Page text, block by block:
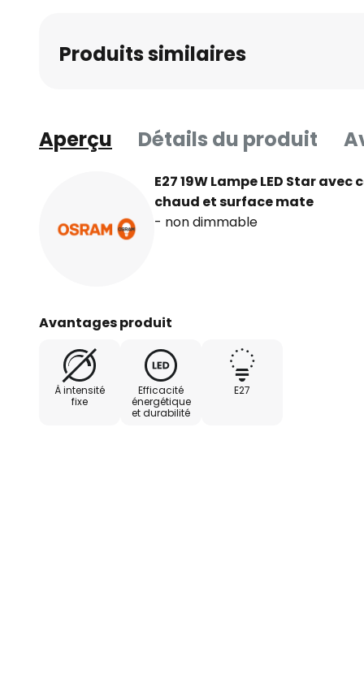
Produits similaires
Aperçu Détails du produit
E27 19W Lampe LED Star
chaud et surface mate
- non dimmable
Avantages produit
À intensité
fixe
Efficacité
énergétique
et durabilité
E27